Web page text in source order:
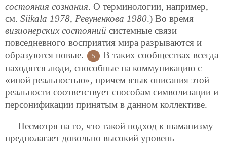
состояния сознания. О терминологии, например,
см. Siikala 1978, Ревуненкова 1980.) Во время
визионерских состояний системные связи
повседневного восприятия мира разрываются и
образуются новые.
5
В таких сообществах всегда
находятся люди, способные на коммуникацию с
«иной реальностью», причем язык описания этой
реальности соответствует способам символизации и
персонификации принятым в данном коллективе.
Несмотря на то, что такой подход к шаманизму
предполагает довольно высокий уровень